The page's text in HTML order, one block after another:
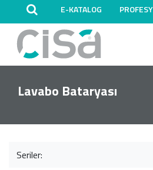
E-KATALOG
Lavabo Bataryası
Seriler: